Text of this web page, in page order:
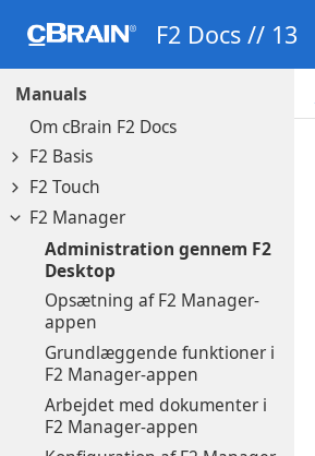
F2 Docs // 13
Manuals
Om cBrain F2 Docs
F2 Basis
F2 Touch
F2 Manager
Administration gennem F2
Desktop
Opsætning af F2 Manager-
appen
Grundlæggende funktioner i
F2 Manager-appen
Arbejdet med dokumenter i
F2 Manager-appen